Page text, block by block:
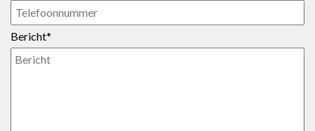
Bericht*